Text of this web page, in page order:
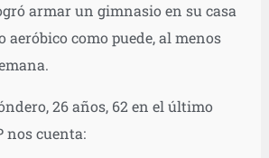
armar un gimnasio en su casa
aeróbico como puede, al menos
26 años, 62 en el último
nos cuenta: